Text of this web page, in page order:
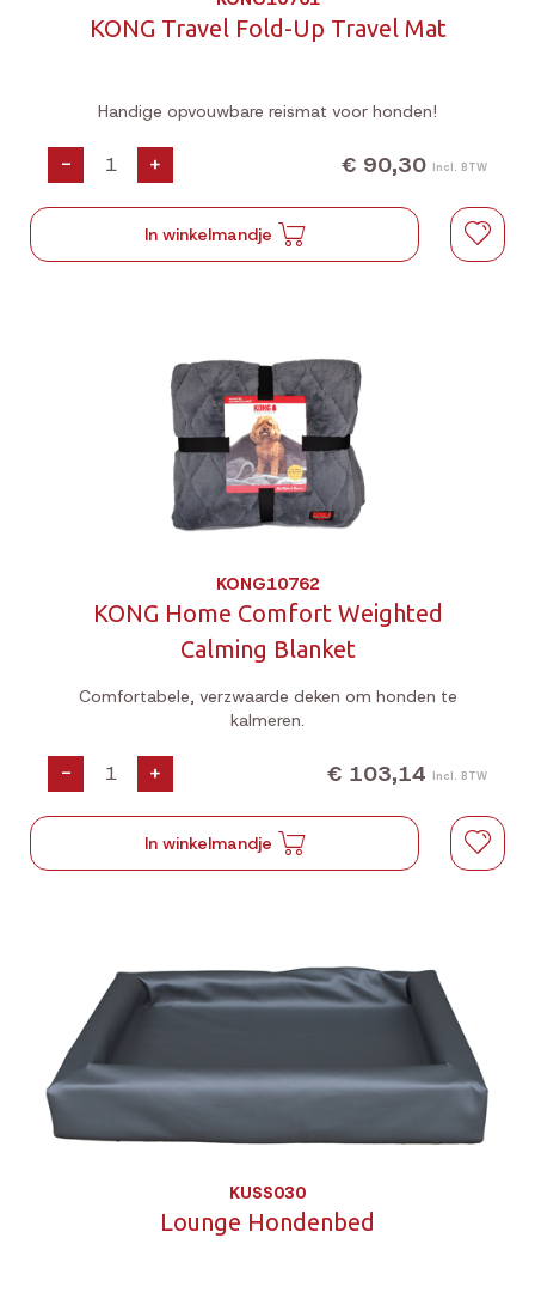
KONG Travel Fold-Up Travel Mat
Handige opvouwbare reismat voor honden!
- + € 90,30 Incl. BTW
In winkelmandje
KONG10762
KONG Home Comfort Weighted
Calming Blanket
Comfortabele, verzwaarde deken om honden te
kalmeren.
- + € 103,14 Incl. BTW
In winkelmandje
KUSS030
Lounge Hondenbed